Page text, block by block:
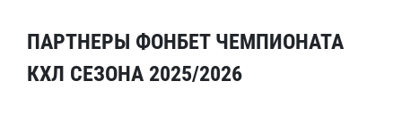
ПАРТНЕРЫ ФОНБЕТ ЧЕМПИОНАТА
КХЛ СЕЗОНА 2025/2026